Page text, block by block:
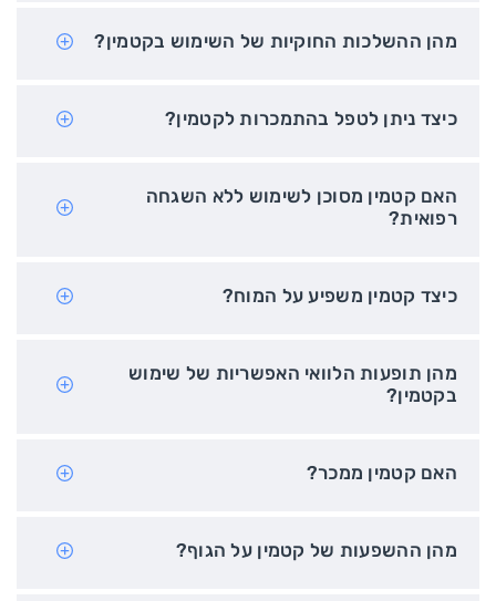
מהן ההשלכות החוקיות של השימוש בקטמין?
כיצד ניתן לטפל בהתמכרות לקטמין?
האם קטמין מסוכן לשימוש ללא השגחה
רפואית?
כיצד קטמין משפיע על המוח?
מהן תופעות הלוואי האפשריות של שימוש
בקטמין?
האם קטמין ממכר?
מהן ההשפעות של קטמין על הגוף?